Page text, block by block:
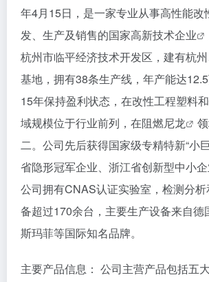
年4月15日，是一家专业从事高性能改
发、生产及销售的国家高新技术企业
杭州市临平经济技术开发区，建有杭
基地，拥有38条生产线，年产能达
15年保持盈利状态，在改性工程塑料
域规模位于行业前列，在阻燃尼龙
二。公司先后获得国家级专精特新“小
省隐形冠军企业、浙江省创新型中小企
公司拥有CNAS认证实验室，检测分
备超过170余台，主要生产设备来自德
斯玛菲等国际知名品牌。
主要产品信息： 公司主营产品包括五